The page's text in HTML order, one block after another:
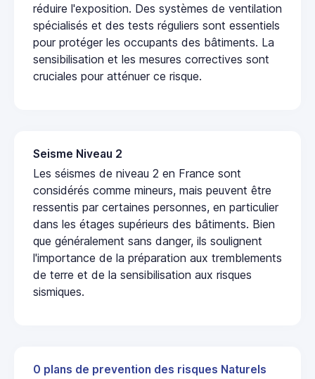
réduire l'exposition. Des systèmes de ventilation
spécialisés et des tests réguliers sont essentiels
pour protéger les occupants des bâtiments. La
sensibilisation et les mesures correctives sont
cruciales pour atténuer ce risque.
Seisme Niveau 2
Les séismes de niveau 2 en France sont
considérés comme mineurs, mais peuvent être
ressentis par certaines personnes, en particulier
dans les étages supérieurs des bâtiments. Bien
que généralement sans danger, ils soulignent
l'importance de la préparation aux tremblements
de terre et de la sensibilisation aux risques
sismiques.
0 plans de prevention des risques Naturels